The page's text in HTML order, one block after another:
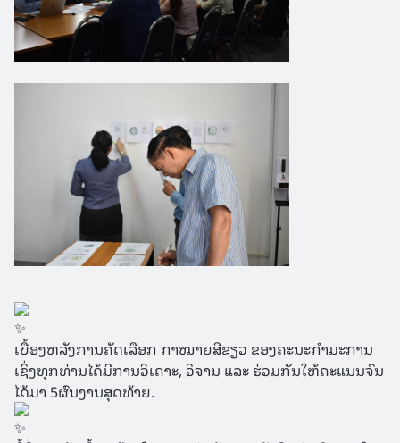
ເບື້ອງຫລັງການຄັດເລືອກ ກາໝາຍສີຂຽວ ຂອງຄະນະກໍາມະການ
ເຊິ່ງທຸກທ່ານໄດ້ມີການວິເຄາະ, ວິຈານ ແລະ ຮ່ວມກັນໃຫ້ຄະແນນຈົນ
ໄດ້ມາ 5ຜົນງານສຸດທ້າຍ.